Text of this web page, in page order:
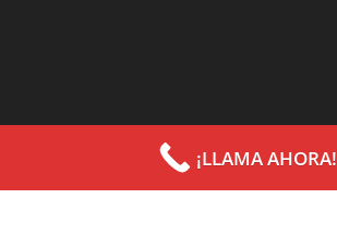
¡LLAMA AHORA!